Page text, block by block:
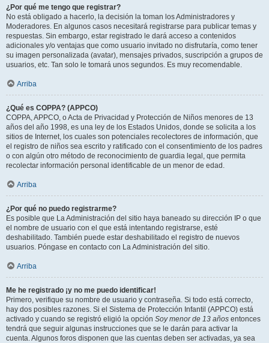
¿Por qué me tengo que registrar?
No está obligado a hacerlo, la decisión la toman los Administradores y
Moderadores. En algunos casos necesitará registrarse para publicar temas y
respuestas. Sin embargo, estar registrado le dará acceso a contenidos
adicionales y/o ventajas que como usuario invitado no disfrutaría, como tener
su imagen personalizada (avatar), mensajes privados, suscripción a grupos de
usuarios, etc. Tan solo le tomará unos segundos. Es muy recomendable.
Arriba
¿Qué es COPPA? (APPCO)
COPPA, APPCO, o Acta de Privacidad y Protección de Niños menores de 13
años del año 1998, es una ley de los Estados Unidos, donde se solicita a los
sitios de Internet, los cuales son potenciales recolectores de información, que
el registro de niños sea escrito y ratificado con el consentimiento de los padres
o con algún otro método de reconocimiento de guardia legal, que permita
recolectar información personal identificable de un menor de edad.
Arriba
¿Por qué no puedo registrarme?
Es posible que La Administración del sitio haya baneado su dirección IP o que
el nombre de usuario con el que está intentando registrarse, esté
deshabilitado. También puede estar deshabilitado el registro de nuevos
usuarios. Póngase en contacto con La Administración del sitio.
Arriba
Me he registrado ¡y no me puedo identificar!
Primero, verifique su nombre de usuario y contraseña. Si todo está correcto,
hay dos posibles razones. Si el Sistema de Protección Infantil (APPCO) está
activado y cuando se registró eligió la opción Soy menor de 13 años entonces
tendrá que seguir algunas instrucciones que se le darán para activar la
cuenta. Algunos foros disponen que las cuentas deben ser activadas, ya sea